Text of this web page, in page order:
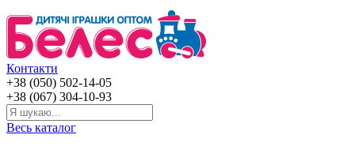
Контакти
+38 (050) 502-14-05
+38 (067) 304-10-93
Весь каталог